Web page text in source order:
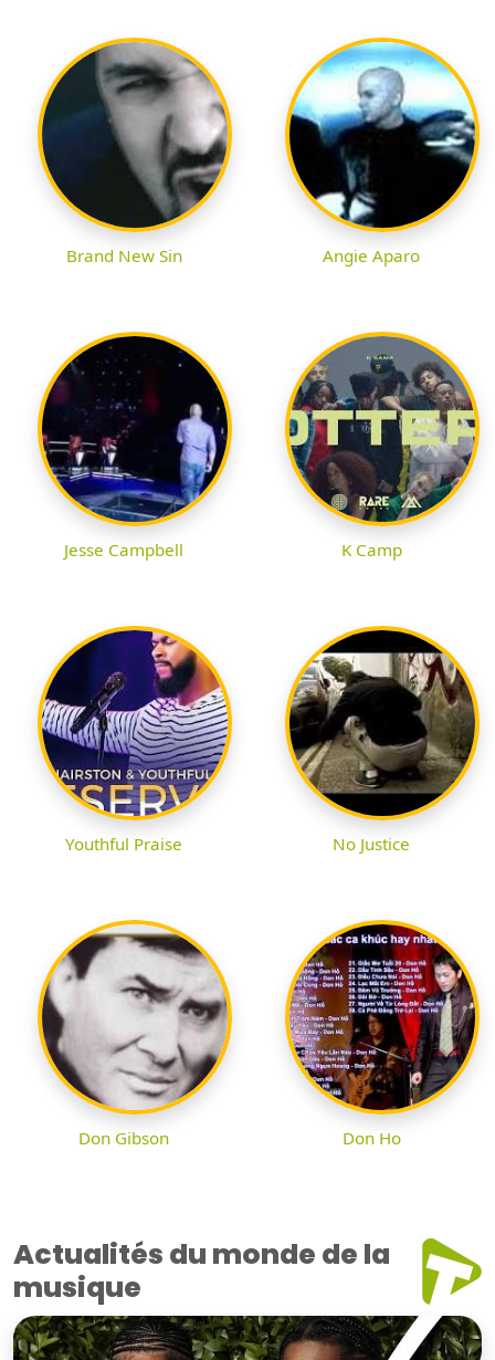
Brand New Sin Angie Aparo
Jesse Campbell K Camp
Youthful Praise No Justice
Don Gibson Don Ho
Actualités du monde de la
musique